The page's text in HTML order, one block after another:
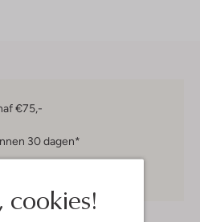
cookies!
€75,-
30 dagen*